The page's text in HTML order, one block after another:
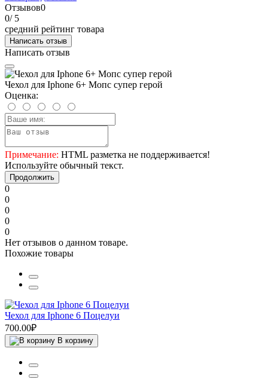
Отзывов0
0/ 5
средний рейтинг товара
Написать отзыв
Написать отзыв
Чехол для Iphone 6+ Мопс супер герой
Оценка:
Примечание: HTML разметка не поддерживается!
Используйте обычный текст.
Продолжить
0
0
0
0
0
Нет отзывов о данном товаре.
Похожие товары
Чехол для Iphone 6 Поцелуи
700.00₽
В корзину